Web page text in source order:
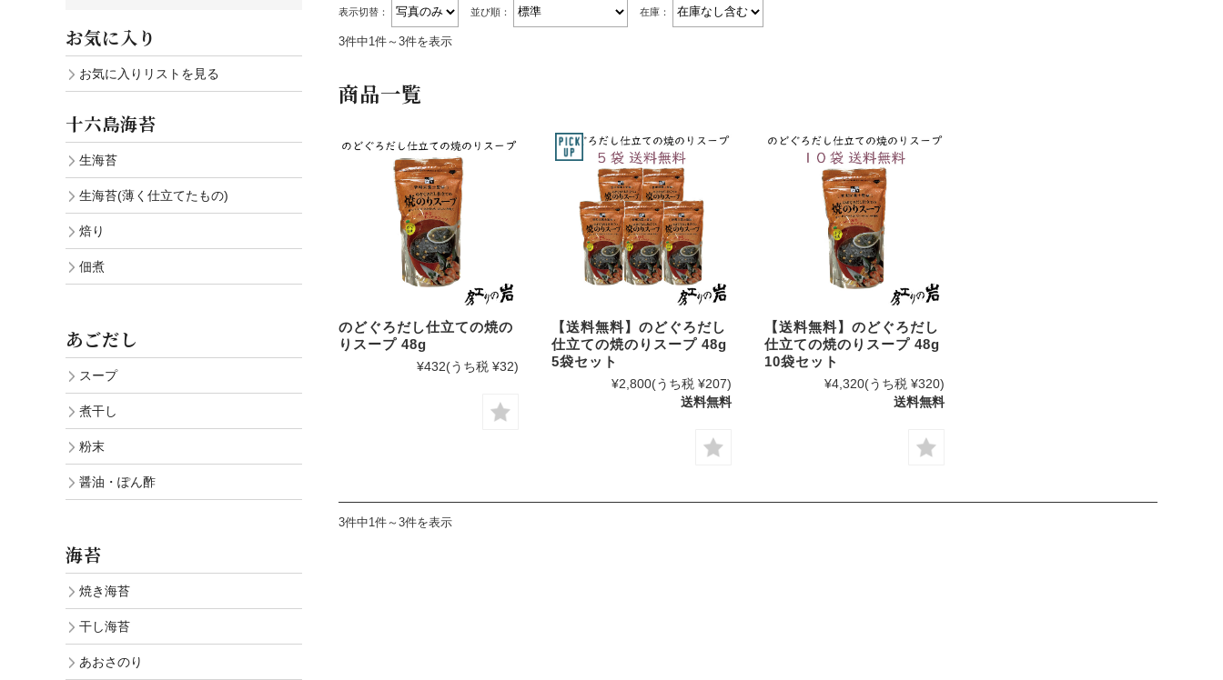
海苔
わかめ
昆布
佃煮
ふりかけ
表示切替： 並び順： 在庫：
3件中1件～3件を表示
商品一覧
のどぐろだし仕立ての焼の
りスープ 48g
¥432(うち税 ¥32)
【送料無料】のどぐろだし
仕立ての焼のりスープ 48g
5袋セット
¥2,800(うち税 ¥207)
送料無料
【送料無料】のどぐろだし
仕立ての焼のりスープ 48g
10袋セット
¥4,320(うち税 ¥320)
送料無料
3件中1件～3件を表示
お気に入り
お気に入りリストを見る
十六島海苔
生海苔
生海苔(薄く仕立てたもの)
焙り
佃煮
あごだし
スープ
煮干し
粉末
醤油・ぽん酢
海苔
焼き海苔
干し海苔
あおさのり